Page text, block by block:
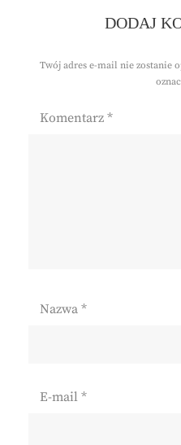
DODAJ
Twój adres e-mail nie zostanie
Komentarz *
Nazwa *
E-mail *